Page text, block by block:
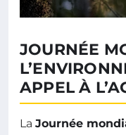
JOURNÉE
APPEL À
La Journée